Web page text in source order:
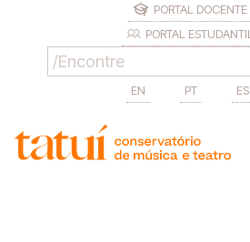
PORTAL DOCENTE
PORTAL ESTUDANTIL
EN PT ES